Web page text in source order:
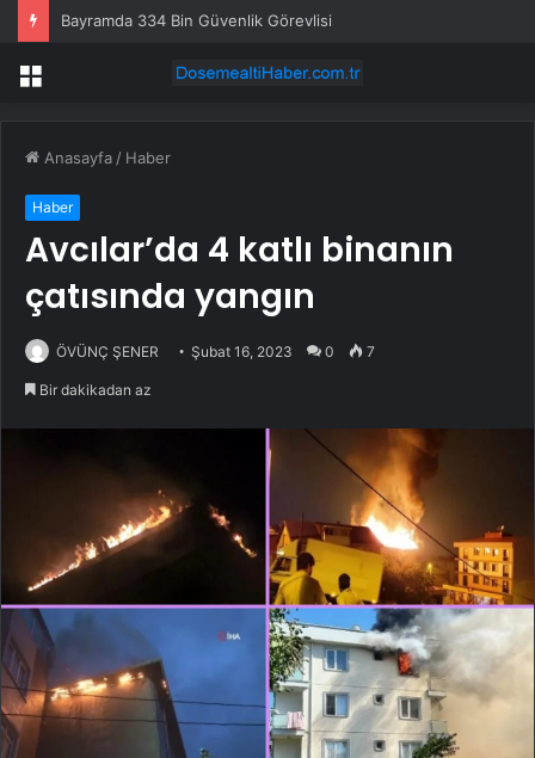
Bayramda 334 Bin Güvenlik Görevlisi
Menü
Anasayfa / Haber
Haber
Avcılar’da 4 katlı binanın
çatısında yangın
ÖVÜNÇ ŞENER Şubat 16, 2023 0 7
Bir dakikadan az